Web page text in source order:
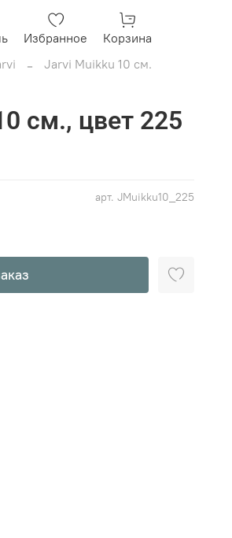
Избранное
Корзина
Jarvi Muikku 10 см.
арт.JMuikku10_225
см., цвет 225